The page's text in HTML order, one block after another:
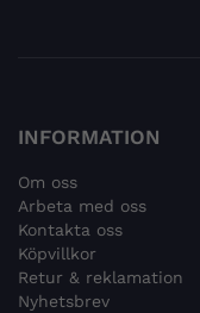
INFORMATION
Om oss
Arbeta med oss
Kontakta oss
Köpvillkor
Retur & reklamation
Nyhetsbrev